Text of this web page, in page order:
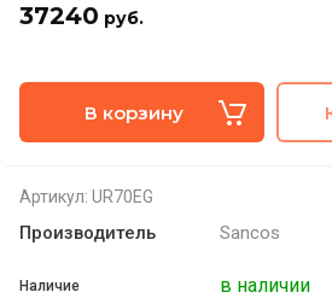
37240 руб.
В корзину
Артикул: UR70EG
Производитель Sancos
Наличие в наличии